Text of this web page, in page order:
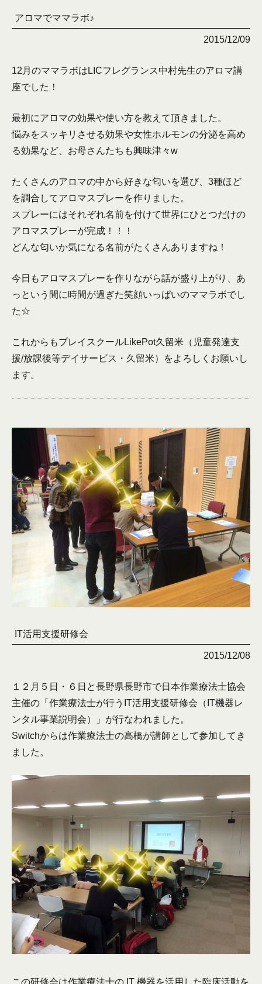
アロマでママラボ♪
2015/12/09
12月のママラボはLICフレグランス中村先生のアロマ講
座でした！
最初にアロマの効果や使い方を教えて頂きました。
悩みをスッキリさせる効果や女性ホルモンの分泌を高め
る効果など、お母さんたちも興味津々w
たくさんのアロマの中から好きな匂いを選び、3種ほど
を調合してアロマスプレーを作りました。
スプレーにはそれぞれ名前を付けて世界にひとつだけの
アロマスプレーが完成！！！
どんな匂いか気になる名前がたくさんありますね！
今日もアロマスプレーを作りながら話が盛り上がり、あ
っという間に時間が過ぎた笑顔いっぱいのママラボでし
た☆
これからもプレイスクールLikePot久留米（児童発達支
援/放課後等デイサービス・久留米）をよろしくお願いし
ます。
IT活用支援研修会
2015/12/08
１２月５日・６日と長野県長野市で日本作業療法士協会
主催の「作業療法士が行うIT活用支援研修会（IT機器レ
ンタル事業説明会）」が行なわれました。
Switchからは作業療法士の高橋が講師として参加してき
ました。
この研修会は作業療法士の IT 機器を活用した臨床活動を